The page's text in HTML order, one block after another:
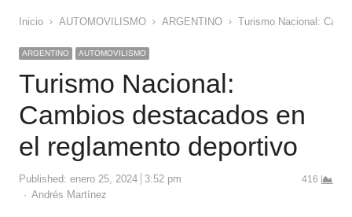
Inicio AUTOMOVILISMO ARGENTINO Turismo Nacional:
ARGENTINO AUTOMOVILISMO
Turismo Nacional:
Cambios destacados en
el reglamento deportivo
Published: enero 25, 2024
3:52 pm
Author
Andrés Martínez
416